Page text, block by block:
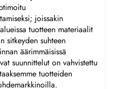
joissakin
tuotteen materiaalit
sitkeyden suhteen
äärimmäisissä
suunnittelut on vahvistettu
tuotteiden